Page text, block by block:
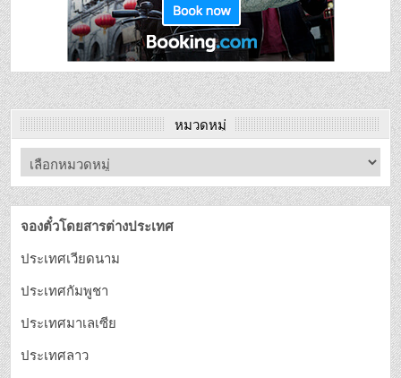
หมวดหมู่
จองตั๋วโดยสารต่างประเทศ
ประเทศเวียดนาม
ประเทศกัมพูชา
ประเทศมาเลเซีย
ประเทศลาว